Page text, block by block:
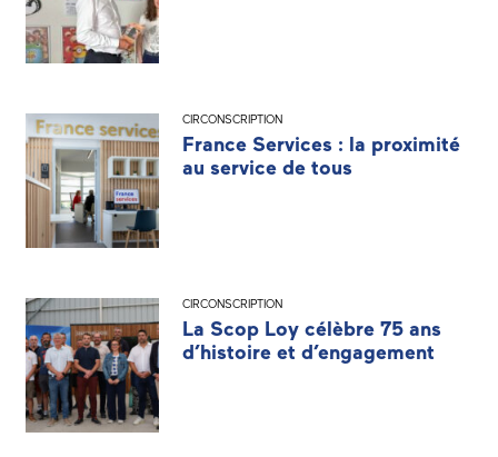
CIRCONSCRIPTION
France Services : la proximité
au service de tous
CIRCONSCRIPTION
La Scop Loy célèbre 75 ans
d’histoire et d’engagement